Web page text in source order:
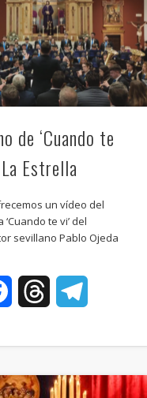
de ‘Cuando te
Estrella
un vídeo del
te vi’ del
sevillano Pablo Ojeda
FacebookThreads